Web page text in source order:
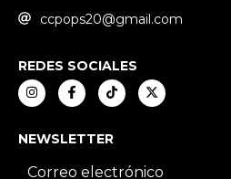
ccpops20@gmail.com
REDES SOCIALES
NEWSLETTER